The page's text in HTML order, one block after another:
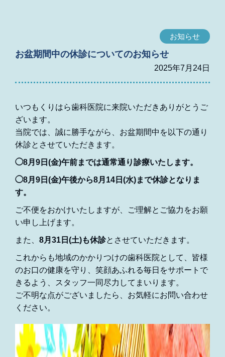
お知らせ
お盆期間中の休診についてのお知らせ
2025年7月24日
いつもくりはら歯科医院に来院いただきありがとうご
ざいます。
当院では、誠に勝手ながら、お盆期間中を以下の通り
休診とさせていただきます。
◯8月9日(金)午前までは通常通り診療いたします。
◯8月9日(金)午後から8月14日(水)まで休診となりま
す。
ご不便をおかけいたしますが、ご理解とご協力をお願
い申し上げます。
また、 8月31日(土)も休診とさせていただきます。
これからも地域のかかりつけの歯科医院として、皆様
のお口の健康を守り、笑顔あふれる毎日をサポートで
きるよう、スタッフ一同尽力してまいります。
ご不明な点がございましたら、お気軽にお問い合わせ
ください。